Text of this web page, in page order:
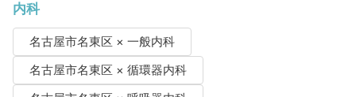
内科
名古屋市名東区 × 一般内科
名古屋市名東区 × 循環器内科